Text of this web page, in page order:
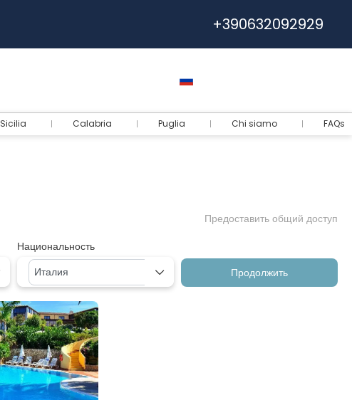
+390632092929
Sicilia Calabria Puglia Chi siamo FAQs
Предоставить общий доступ
Национальность
Продолжить